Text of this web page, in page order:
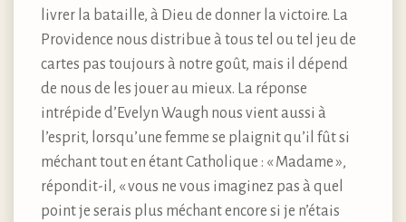
livrer la bataille, à Dieu de donner la victoire. La
Providence nous distribue à tous tel ou tel jeu de
cartes pas toujours à notre goût, mais il dépend
de nous de les jouer au mieux. La réponse
intrépide d’Evelyn Waugh nous vient aussi à
l’esprit, lorsqu’une femme se plaignit qu’il fût si
méchant tout en étant Catholique : « Madame »,
répondit-il, « vous ne vous imaginez pas à quel
point je serais plus méchant encore si je n’étais